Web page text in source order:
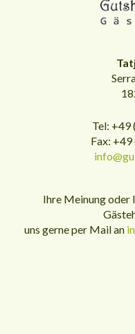
Tel: +49
Fax:
Ihre Meinung oder
uns gerne per Mail an